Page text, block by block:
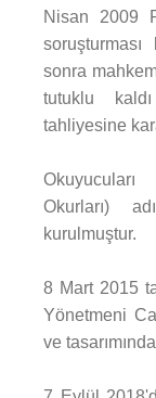
Nisan 2009
soruşturması
sonra
tutuklu
tahliyesine
Okurları)
kurulmuştur.
8 Mart 2015
Yönetmeni
ve